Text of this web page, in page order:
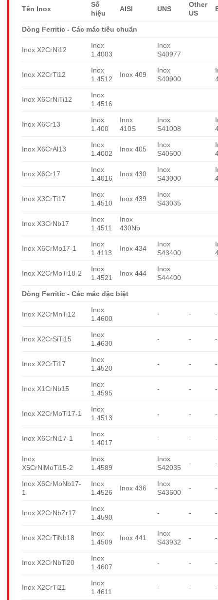
Tên Inox
Số
hiệu
AISI UNS
Other
US
Dòng Ferritic - Các mác tiêu chuẩn
Inox X2CrNi12
Inox
1.4003
Inox
S40977
Inox X2CrTi12
Inox
1.4512
Inox 409
Inox
S40900
Inox X6CrNiTi12
Inox
1.4516
Inox X6Cr13
Inox
1.400
Inox
410S
Inox
S41008
Inox X6CrAl13
Inox
1.4002
Inox 405
Inox
S40500
Inox X6Cr17
Inox
1.4016
Inox 430
Inox
S43000
Inox X3CrTi17
Inox
1.4510
Inox 439
Inox
S43035
Inox X3CrNb17
Inox
1.4511
Inox
430Nb
Inox X6CrMo17-1
Inox
1.4113
Inox 434
Inox
S43400
Inox X2CrMoTi18-2
Inox
1.4521
Inox 444
Inox
S44400
Dòng Ferritic - Các mác đặc biệt
Inox X2CrMnTi12
Inox
1.4600
- - -
Inox X2CrSiTi15
Inox
1.4630
- - -
Inox X2CrTi17
Inox
1.4520
- - -
Inox X1CrNb15
Inox
1.4595
- - -
Inox X2CrMoTi17-1
Inox
1.4513
- - -
Inox X6CrNi17-1
Inox
1.4017
- - -
Inox
X5CrNiMoTi15-2
Inox
1.4589
Inox
S42035
- -
Inox X6CrMoNb17-
1
Inox
1.4526
Inox 436
Inox
S43600
- -
Inox X2CrNbZr17
Inox
1.4590
- - -
Inox X2CrTiNb18
Inox
1.4509
Inox 441
Inox
S43932
- -
Inox X2CrNbTi20
Inox
1.4607
- - -
Inox X2CrTi21
Inox
1.4611
- - -